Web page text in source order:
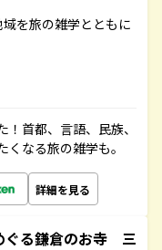
を旅の雑学とともに
首都、言語、民族、
なる旅の雑学も。
詳細を見る
る鎌倉のお寺 三